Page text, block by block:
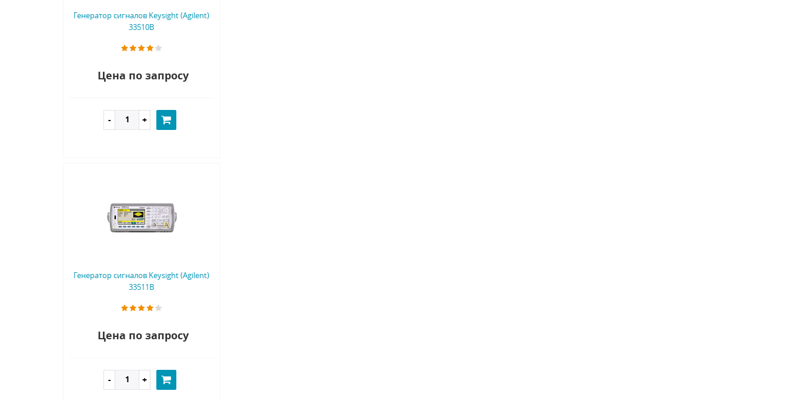
Генератор сигналов Keysight (Agilent)
33510B
Цена по запросу
Генератор сигналов Keysight (Agilent)
33511B
Цена по запросу